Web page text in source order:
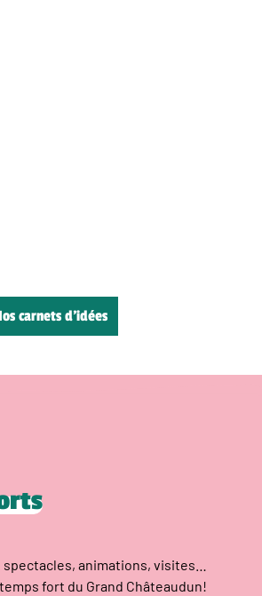
carnets d’idées
animations, visites…
fort du Grand Châteaudun!